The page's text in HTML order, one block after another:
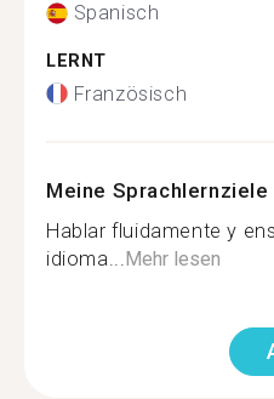
Spanisch
LERNT
Französisch
Meine Sprachlernziele
Hablar fluidamente y
idioma... Mehr lesen